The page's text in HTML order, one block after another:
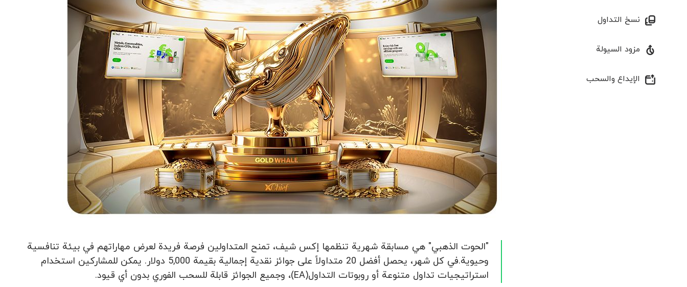
نسخ التداول
مزود السيولة
الإیداع والسحب
"الحوت الذهبي" هي مسابقة شهرية تنظمها إكس شيف، تمنح المتداولين فرصة فريدة لعرض مهاراتهم في بيئة تنافسية
وحيوية. في كل شهر، يحصل أفضل 20 متداولاً على جوائز نقدية إجمالية بقيمة 5,000 دولار. يمكن للمشاركين استخدام
استراتيجيات تداول متنوعة أو روبوتات التداول(EA)، وجميع الجوائز قابلة للسحب الفوري بدون أي قيود.